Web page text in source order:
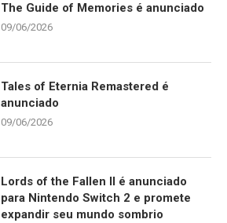
The Guide of Memories é anunciado
09/06/2026
Tales of Eternia Remastered é
anunciado
09/06/2026
Lords of the Fallen II é anunciado
para Nintendo Switch 2 e promete
expandir seu mundo sombrio